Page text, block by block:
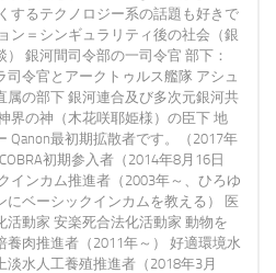
するテクノロジー系の話題も好きで
ン＝シンギュラリティ後の社会（銀
） 銀河間司令部の一司令官 部下：
司令官とアークトゥルス艦隊 アシュ
属の部下 銀河連合及び多次元銀河共
界の神（木花咲耶姫様）の臣下 地
Qanon最初期拡散者です。（2017年
初期参入者（2014年8月16日
インカム推進者（2003年～、ひろゆ
にベーシックインカムを教える） 医
活動家 安楽死合法化活動家 動物を
養肉推進者（2011年～） 好適環境水
淡水人工養殖推進者（2018年3月